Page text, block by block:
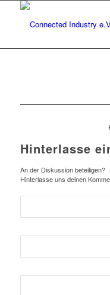
Hinterlasse
An der Diskussion beteiligen?
Hinterlasse uns deinen